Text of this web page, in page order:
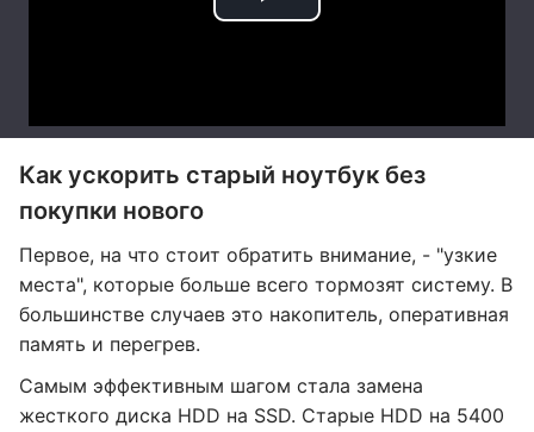
Как ускорить старый ноутбук без
покупки нового
Первое, на что стоит обратить внимание, - "узкие
места", которые больше всего тормозят систему. В
большинстве случаев это накопитель, оперативная
память и перегрев.
Самым эффективным шагом стала замена
жесткого диска HDD на SSD. Старые HDD на 5400